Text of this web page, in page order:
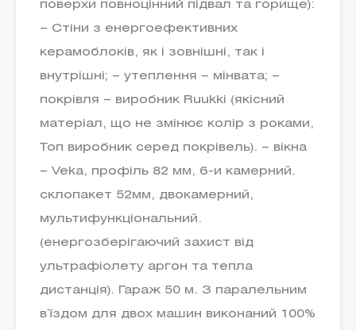
поверхи повноцінний підвал та горище):
– Стіни з енергоефективних
керамоблоків, як і зовнішні, так і
внутрішні; – утеплення – мінвата; –
покрівля – виробник Ruukki (якісний
матеріал, що не змінює колір з роками,
Топ виробник серед покрівель). – вікна
– Veka, профіль 82 мм, 6-и камерний.
склопакет 52мм, двокамерний,
мультифункціональний.
(енергозберігаючий захист від
ультрафіолету аргон та тепла
дистанція). Гараж 50 м. З паралельним
вʼїздом для двох машин виконаний 100%